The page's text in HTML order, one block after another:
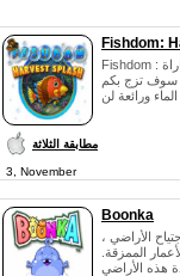
Fishdom:
Fishdom : حصاد سبلاش هو جديد المباراة
سوف تزج بكم
مطابقة الثلاثة
3, November
Boonka
الأراضي ،
الممزقة.
هذه الأراضي